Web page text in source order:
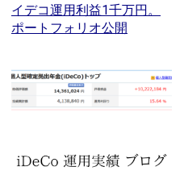
イデコ運用利益1千万円。
ポートフォリオ公開